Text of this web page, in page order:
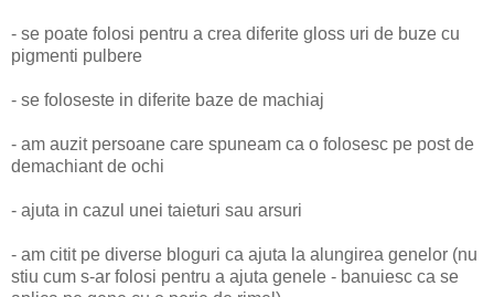
- se poate folosi pentru a crea diferite gloss uri de buze cu
pigmenti pulbere
- se foloseste in diferite baze de machiaj
- am auzit persoane care spuneam ca o folosesc pe post de
demachiant de ochi
- ajuta in cazul unei taieturi sau arsuri
- am citit pe diverse bloguri ca ajuta la alungirea genelor (nu
stiu cum s-ar folosi pentru a ajuta genele - banuiesc ca se